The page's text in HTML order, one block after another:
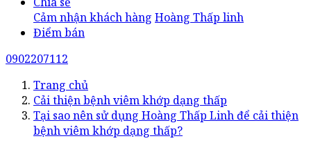
Cảm nhận khách hàng Hoàng Thấp linh
Điểm bán
0902207112
Trang chủ
Cải thiện bệnh viêm khớp dạng thấp
Tại sao nên sử dụng Hoàng Thấp Linh để cải thiện
bệnh viêm khớp dạng thấp?